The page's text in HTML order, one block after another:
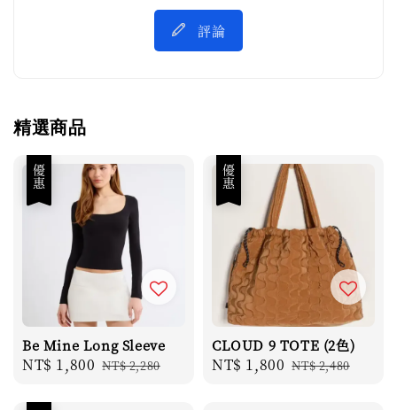
評論
精選商品
優惠
Be Mine Long Sleeve
Sale
NT$ 1,800 Regular
NT$ 2,280
優惠
CLOUD 9 TOTE (2色)
Sale
NT$ 1,800 Regular
NT$ 2,480